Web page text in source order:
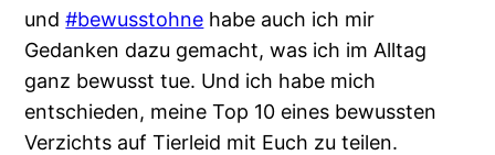
und#bewusstohne habe auch ich mir
Gedanken dazu gemacht, was ich im Alltag
ganz bewusst tue. Und ich habe mich
entschieden, meine Top 10 eines bewussten
Verzichts auf Tierleid mit Euch zu teilen.